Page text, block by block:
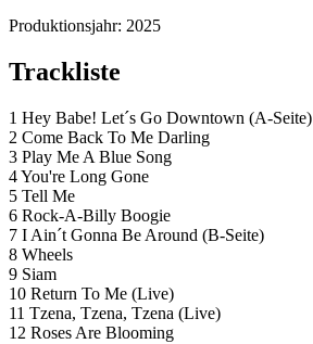
Produktionsjahr: 2025
Trackliste
1 Hey Babe! Let´s Go Downtown (A-Seite)
2 Come Back To Me Darling
3 Play Me A Blue Song
4 You're Long Gone
5 Tell Me
6 Rock-A-Billy Boogie
7 I Ain´t Gonna Be Around (B-Seite)
8 Wheels
9 Siam
10 Return To Me (Live)
11 Tzena, Tzena, Tzena (Live)
12 Roses Are Blooming